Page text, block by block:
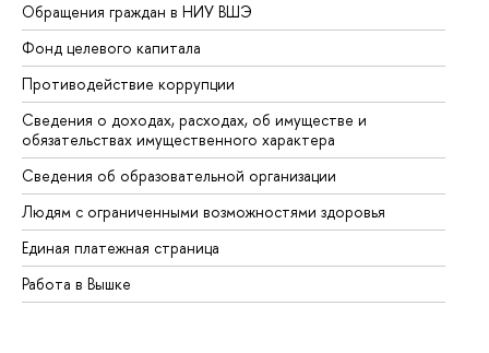
Обращения граждан в НИУ ВШЭ
Фонд целевого капитала
Противодействие коррупции
Сведения о доходах, расходах, об имуществе и
обязательствах имущественного характера
Сведения об образовательной организации
Людям с ограниченными возможностями здоровья
Единая платежная страница
Работа в Вышке